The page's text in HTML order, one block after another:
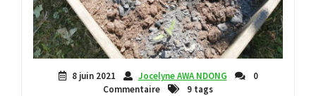
8 juin 2021 Jocelyne AWA NDONG
0
Commentaire
9 tags